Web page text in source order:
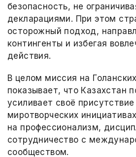
безопасность, не
декларациями. При этом
осторожный подход,
контингенты и избегая
действия.
В целом миссия на
показывает, что Казахстан
усиливает своё
миротворческих
на профессионализм,
сотрудничество с
сообществом.